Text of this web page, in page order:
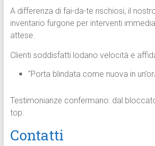
A differenza di fai-da-te rischiosi, il
inventario furgone per interventi
attese.
Clienti soddisfatti lodano velocità e
“Porta blindata come nuova in
Testimonianze confermano: dal
top.
Contatti​